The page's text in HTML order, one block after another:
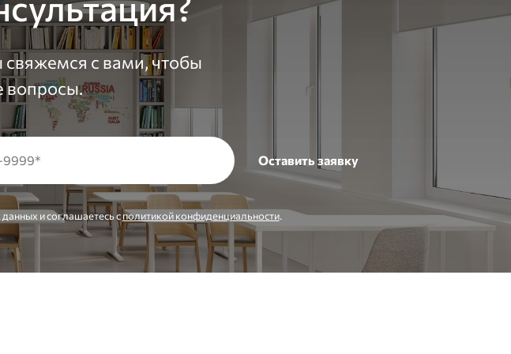
с вами, чтобы
вопросы.
и соглашаетесь cполитикой конфиденциальности.